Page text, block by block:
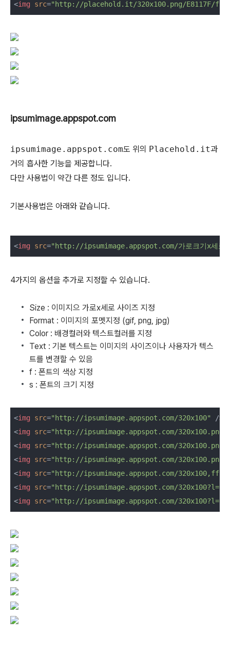
<img src="http://placehold.it/320x100.png/E8117F/
ipsumimage.appspot.com
ipsumimage.appspot.com도 위의 Placehold.it과
거의 흡사한 기능을 제공합니다.
다만 사용법이 약간 다른 정도 입니다.
기본사용법은 아래와 같습니다.
<img src="http://ipsumimage.appspot.com/가로크기x세로
4가지의 옵션을 추가로 지정할 수 있습니다.
Size : 이미지으 가로x세로 사이즈 지정
Format : 이미지의 포멧지정 (gif, png, jpg)
Color : 배경컬러와 텍스트컬러를 지정
Text : 기본 텍스트는 이미지의 사이즈이나 사용자가 텍스
트를 변경할 수 있음
f : 폰트의 색상 지정
s : 폰트의 크기 지정
<img src="http://ipsumimage.appspot.com/320x100"
/>
<img src="http://ipsumimage.appspot.com/320x100.png"
<img src="http://ipsumimage.appspot.com/
<img src="http://ipsumimage.appspot.com/
<img src="http://ipsumimage.appspot.com/
<img src="http://ipsumimage.appspot.com/
<img src="http://ipsumimage.appspot.com/